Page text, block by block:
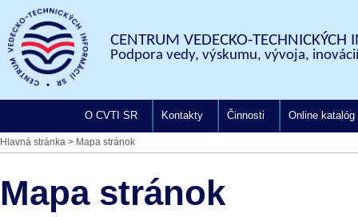
CENTRUM VEDECKO-TECHNICKÝCH
Podpora vedy, výskumu, vývoja,
O CVTI SR Kontakty Činnosti Online katalóg
Hlavná stránka > Mapa stránok
Mapa stránok